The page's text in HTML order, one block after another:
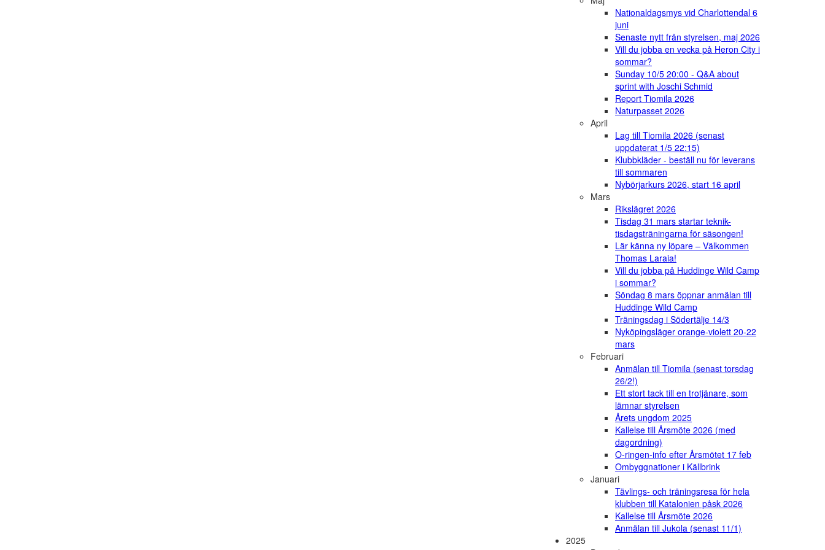
Nationaldagsmys vid Charlottendal 6
juni
Senaste nytt från styrelsen, maj 2026
Vill du jobba en vecka på Heron City i
sommar?
Sunday 10/5 20:00 - Q&A about
sprint with Joschi Schmid
Report Tiomila 2026
Naturpasset 2026
April
Lag till Tiomila 2026 (senast
uppdaterat 1/5 22:15)
Klubbkläder - beställ nu för leverans
till sommaren
Nybörjarkurs 2026, start 16 april
Mars
Rikslägret 2026
Tisdag 31 mars startar teknik-
tisdagsträningarna för säsongen!
Lär känna ny löpare – Välkommen
Thomas Laraia!
Vill du jobba på Huddinge Wild Camp
i sommar?
Söndag 8 mars öppnar anmälan till
Huddinge Wild Camp
Träningsdag i Södertälje 14/3
Nyköpingsläger orange-violett 20-22
mars
Februari
Anmälan till Tiomila (senast torsdag
26/2!)
Ett stort tack till en trotjänare, som
lämnar styrelsen
Årets ungdom 2025
Kallelse till Årsmöte 2026 (med
dagordning)
O-ringen-info efter Årsmötet 17 feb
Ombyggnationer i Källbrink
Januari
Tävlings- och träningsresa för hela
klubben till Katalonien påsk 2026
Kallelse till Årsmöte 2026
Anmälan till Jukola (senast 11/1)
2025